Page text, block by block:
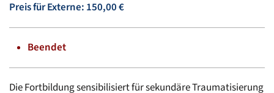
Preis für Externe: 150,00 €
Beendet
Die Fortbildung sensibilisiert für sekundäre Traumatisierung